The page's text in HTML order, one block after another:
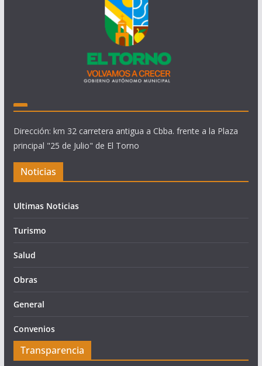
Dirección: km 32 carretera antigua a Cbba. frente a la Plaza
principal "25 de Julio" de El Torno
Noticias
Ultimas Noticias
Turismo
Salud
Obras
General
Convenios
Transparencia